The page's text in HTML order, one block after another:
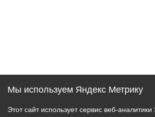
Мы используем Яндекс Метрику
Этот сайт использует сервис веб-